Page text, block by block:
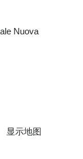
Nuova
显示地图